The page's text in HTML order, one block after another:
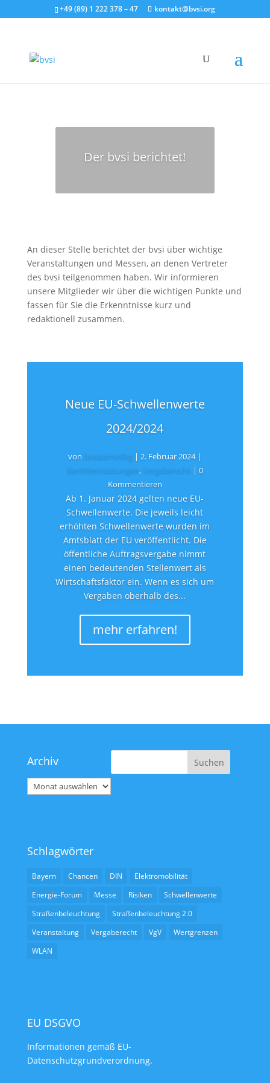
+49 (89) 1 222 378 – 47 kontakt@bvsi.org
Der bvsi berichtet!
An dieser Stelle berichtet der bvsi über wichtige
Veranstaltungen und Messen, an denen Vertreter
des bvsi teilgenommen haben. Wir informieren
unsere Mitglieder wir über die wichtigen Punkte und
fassen für Sie die Erkenntnisse kurz und
redaktionell zusammen.
Neue EU-Schwellenwerte
2024/2024
von bvsiadmin0rg |2. Februar 2024|
Berichterstattungen , Vergaberecht | 0
Kommentieren
Ab 1. Januar 2024 gelten neue EU-
Schwellenwerte. Die jeweils leicht
erhöhten Schwellenwerte wurden im
Amtsblatt der EU veröffentlicht. Die
öffentliche Auftragsvergabe nimmt
einen bedeutenden Stellenwert als
Wirtschaftsfaktor ein. Wenn es sich um
Vergaben oberhalb des...
mehr erfahren!
Archiv
Archiv
Schlagwörter
Bayern Chancen DIN
Elektromobilität
Energie-Forum
Messe Risiken
Schwellenwerte
Straßenbeleuchtung
Straßenbeleuchtung 2.0
Veranstaltung
Vergaberecht VgV
Wertgrenzen
WLAN
EU DSGVO
Informationen gemäß EU-
Datenschutzgrundverordnung.